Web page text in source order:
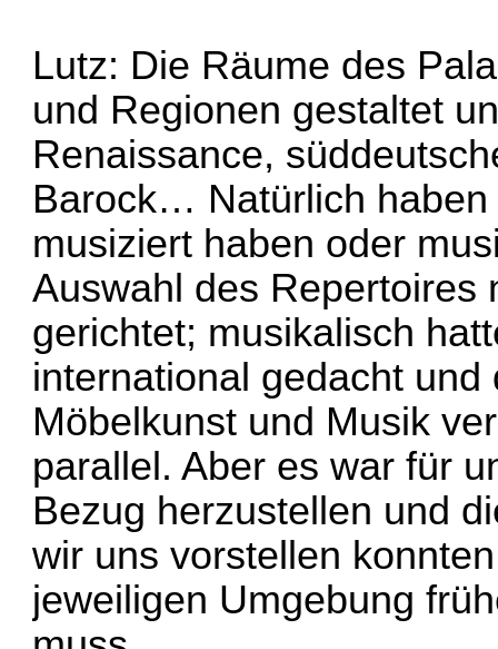
Lutz: Die Räume des
und Regionen gestaltet
Renaissance,
Barock… Natürlich
musiziert haben oder
Auswahl des Repertoires
gerichtet; musikalisch
international gedacht
Möbelkunst und Musik
parallel. Aber es war für
Bezug herzustellen und
wir uns vorstellen
jeweiligen Umgebung